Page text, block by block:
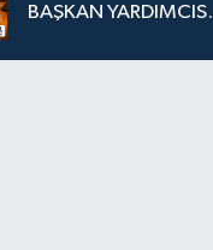
BAŞKAN YARDIMCISI
"HAYIRLI OLSUN"